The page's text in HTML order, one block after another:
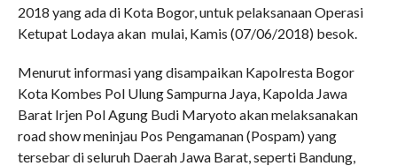
2018 yang ada di Kota Bogor, untuk pelaksanaan Operasi
Ketupat Lodaya akan mulai, Kamis (07/06/2018) besok.
Menurut informasi yang disampaikan Kapolresta Bogor
Kota Kombes Pol Ulung Sampurna Jaya, Kapolda Jawa
Barat Irjen Pol Agung Budi Maryoto akan melaksanakan
road show meninjau Pos Pengamanan (Pospam) yang
tersebar di seluruh Daerah Jawa Barat, seperti Bandung,